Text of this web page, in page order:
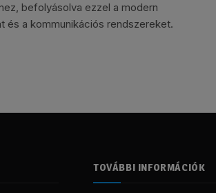
befolyásolva ezzel a modern
és a kommunikációs rendszereket.
TOVÁBBI INFORMÁCIÓK